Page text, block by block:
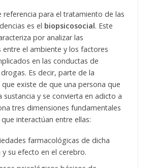
referencia para el tratamiento de las
es el biopsicosocial. Este
por analizar las
entre el ambiente y los factores
en las conductas de
Es decir, parte de la
existe de que una persona que
sustancia y se convierta en adicto a
tres dimensiones fundamentales
interactúan entre ellas:
farmacológicas de dicha
y su efecto en el cerebro.